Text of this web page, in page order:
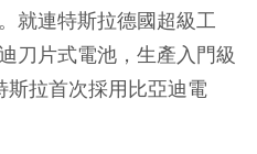
就連特斯拉德國超級工
刀片式電池，生產入門級
斯拉首次採用比亞迪電